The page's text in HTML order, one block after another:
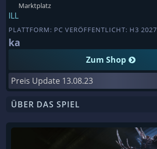
Marktplatz
ILL
PLATTFORM: PC VERÖFFENTLICHT: H3 2027
ka
Zum Shop
Preis Update 13.08.23
ÜBER DAS SPIEL